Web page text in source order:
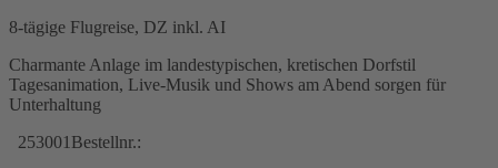
8-tägige Flugreise, DZ inkl. AI
Charmante Anlage im landestypischen, kretischen Dorfstil
Tagesanimation, Live-Musik und Shows am Abend sorgen für
Unterhaltung
253001 Bestellnr.: